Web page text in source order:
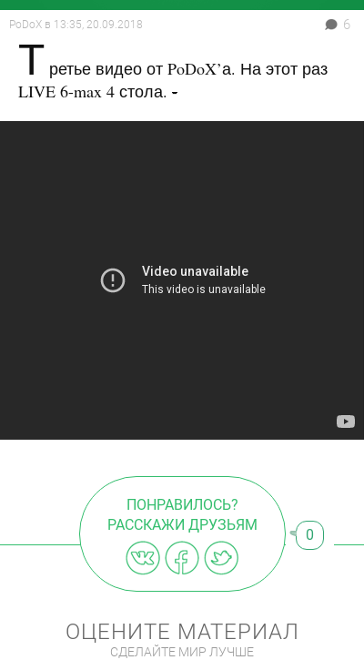
PoDoX в 13:35, 20.09.2018 6
Т ретье видео от PoDoX’а. На этот раз
LIVE 6-max 4 стола. -
ПОНРАВИЛОСЬ?
РАССКАЖИ ДРУЗЬЯМ
0
ОЦЕНИТЕ МАТЕРИАЛ
СДЕЛАЙТЕ МИР ЛУЧШЕ